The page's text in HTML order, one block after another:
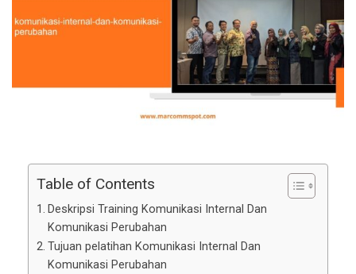
Table of Contents
Deskripsi Training Komunikasi Internal Dan
Komunikasi Perubahan
Tujuan pelatihan Komunikasi Internal Dan
Komunikasi Perubahan